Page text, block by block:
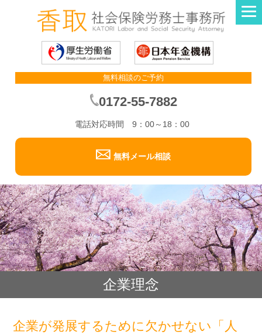
無料相談のご予約
0172-55-7882
電話対応時間 9：00～18：00
無料メール相談
企業理念
企業が発展するために欠かせない「人